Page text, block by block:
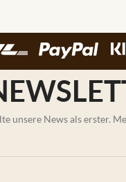
unsere News als erster.